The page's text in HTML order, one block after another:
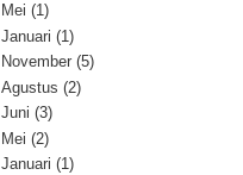
Mei (1)
Januari (1)
November (5)
Agustus (2)
Juni (3)
Mei (2)
Januari (1)